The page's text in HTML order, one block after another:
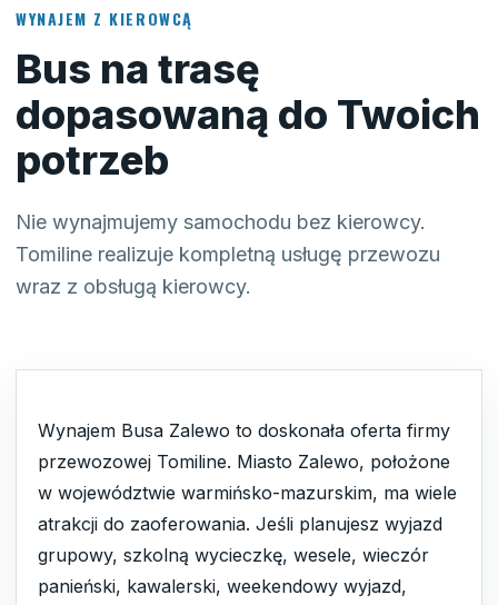
WYNAJEM Z KIEROWCĄ
Bus na trasę
dopasowaną do Twoich
potrzeb
Nie wynajmujemy samochodu bez kierowcy.
Tomiline realizuje kompletną usługę przewozu
wraz z obsługą kierowcy.
Wynajem Busa Zalewo to doskonała oferta firmy
przewozowej Tomiline. Miasto Zalewo, położone
w województwie warmińsko-mazurskim, ma wiele
atrakcji do zaoferowania. Jeśli planujesz wyjazd
grupowy, szkolną wycieczkę, wesele, wieczór
panieński, kawalerski, weekendowy wyjazd,